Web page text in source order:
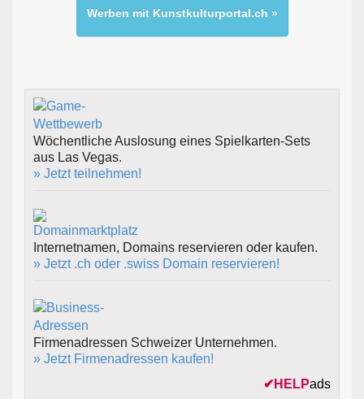
Werben mit Kunstkulturportal.ch »
Wöchentliche Auslosung eines Spielkarten-Sets
aus Las Vegas.
» Jetzt teilnehmen!
Internetnamen, Domains reservieren oder kaufen.
» Jetzt .ch oder .swiss Domain reservieren!
Firmenadressen Schweizer Unternehmen.
» Jetzt Firmenadressen kaufen!
✔ HELPads